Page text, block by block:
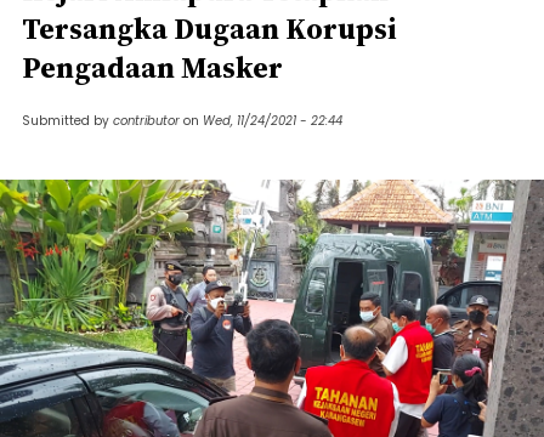
Tersangka Dugaan Korupsi
Pengadaan Masker
Submitted by contributor on Wed, 11/24/2021 - 22:44